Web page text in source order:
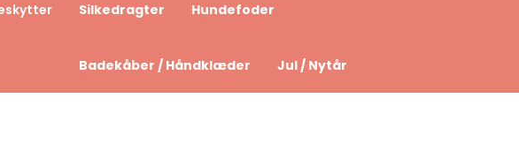
Silkedragter Hundefoder
Badekåber / Håndklæder Jul / Nytår